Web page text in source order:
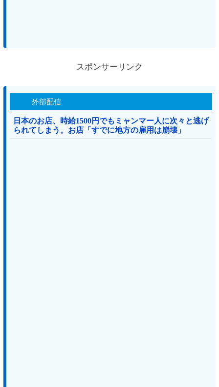
スポンサーリンク
外部配信
日本のお店、時給1500円でもミャンマー人に次々と逃げ
られてしまう。お店「すでに地方の雇用は崩壊」